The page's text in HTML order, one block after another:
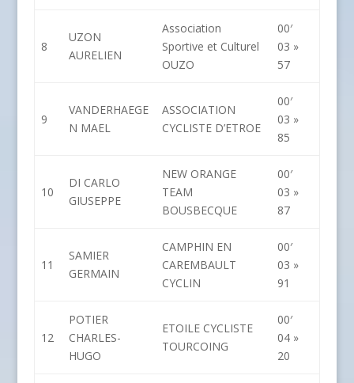
8
UZON
AURELIEN
Association
Sportive et Culturel
OUZO
00′
03 »
57
9
VANDERHAEGE
N MAEL
ASSOCIATION
CYCLISTE D’ETROE
00′
03 »
85
10
DI CARLO
GIUSEPPE
NEW ORANGE
TEAM
BOUSBECQUE
00′
03 »
87
11
SAMIER
GERMAIN
CAMPHIN EN
CAREMBAULT
CYCLIN
00′
03 »
91
12
POTIER
CHARLES-
HUGO
ETOILE CYCLISTE
TOURCOING
00′
04 »
20